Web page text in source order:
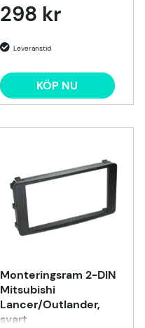
298 kr
KÖP NU
Monteringsram 2-DIN
Mitsubishi
Lancer/Outlander,
svart